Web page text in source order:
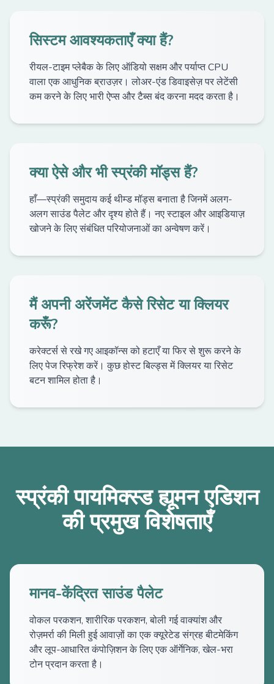
सिस्टम आवश्यकताएँ क्या हैं?
रीयल-टाइम प्लेबैक के लिए ऑडियो सक्षम और पर्याप्त CPU
वाला एक आधुनिक ब्राउज़र। लोअर-एंड डिवाइसेज़ पर लेटेंसी
कम करने के लिए भारी ऐप्स और टैब्स बंद करना मदद करता है।
क्या ऐसे और भी स्प्रंकी मॉड्स हैं?
हाँ—स्प्रंकी समुदाय कई थीम्ड मॉड्स बनाता है जिनमें अलग-
अलग साउंड पैलेट और दृश्य होते हैं। नए स्टाइल और आइडियाज़
खोजने के लिए संबंधित परियोजनाओं का अन्वेषण करें।
मैं अपनी अरेंजमेंट कैसे रिसेट या क्लियर
करूँ?
करेक्टर्स से रखे गए आइकॉन्स को हटाएँ या फिर से शुरू करने के
लिए पेज रिफ्रेश करें। कुछ होस्ट बिल्ड्स में क्लियर या रिसेट
बटन शामिल होता है।
स्प्रंकी पायमिक्स्ड ह्यूमन एडिशन
की प्रमुख विशेषताएँ
मानव-केंद्रित साउंड पैलेट
वोकल परकशन, शारीरिक परकशन, बोली गई वाक्यांश और
रोज़मर्रा की मिली हुई आवाज़ों का एक क्यूरेटेड संग्रह बीटमेकिंग
और लूप-आधारित कंपोज़िशन के लिए एक ऑर्गेनिक, खेल-भरा
टोन प्रदान करता है।